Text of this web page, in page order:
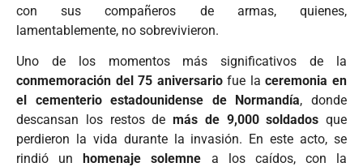
con sus compañeros de armas, quienes,
lamentablemente, no sobrevivieron.
Uno de los momentos más significativos de la
conmemoración del 75 aniversariofue laceremonia en
el cementerio estadounidense de Normandía, donde
descansan los restos de más de 9,000 soldados que
perdieron la vida durante la invasión. En este acto, se
rindió unhomenaje solemne a los caídos, con la